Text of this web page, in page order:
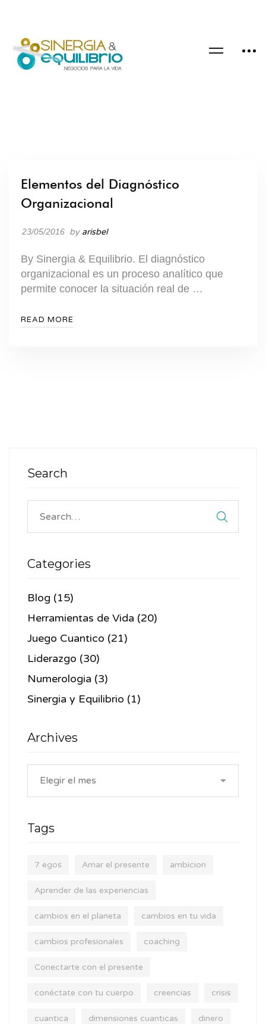
Elementos del Diagnóstico
Organizacional
23/05/2016 by arisbel
By Sinergia & Equilibrio. El diagnóstico
organizacional es un proceso analítico que
permite conocer la situación real de …
READ MORE
Search
Categories
Blog (15)
Herramientas de Vida (20)
Juego Cuantico (21)
Liderazgo (30)
Numerologia (3)
Sinergia y Equilibrio (1)
Archives
Tags
7 egos Amar el presente ambicion
Aprender de las experiencias
cambios en el planeta cambios en tu vida
cambios profesionales coaching
Conectarte con el presente
conéctate con tu cuerpo creencias crisis
cuantica dimensiones cuanticas dinero